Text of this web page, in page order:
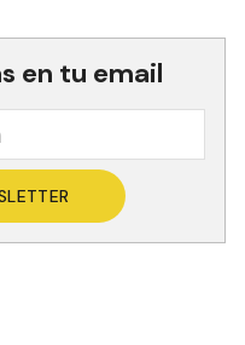
en tu email